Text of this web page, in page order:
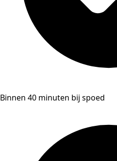
Binnen 40 minuten bij spoed